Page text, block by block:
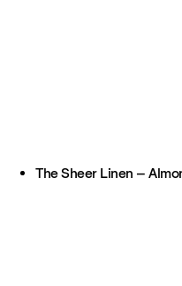
The Sheer Linen –